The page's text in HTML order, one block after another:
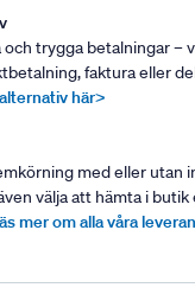
trygga betalningar –
faktura eller
här>
med eller utan
välja att hämta i butik
mer om alla våra